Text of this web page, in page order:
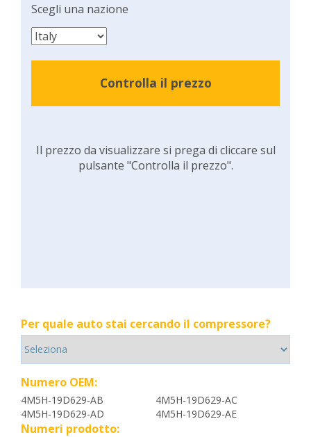
Scegli una nazione
Controlla il prezzo
Il prezzo da visualizzare si prega di cliccare sul
pulsante "Controlla il prezzo".
Per quale auto stai cercando il compressore?
Numero OEM:
4M5H-19D629-AB
4M5H-19D629-AC
4M5H-19D629-AD
4M5H-19D629-AE
Numeri prodotto: